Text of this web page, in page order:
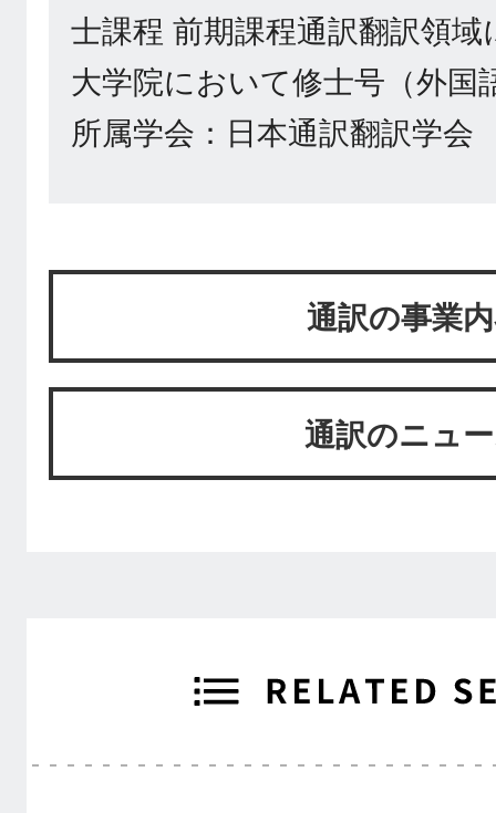
士課程 前期課程通訳翻訳領
大学院において修士号（外国
所属学会：日本通訳翻訳学
通訳の事業
通訳のニュ